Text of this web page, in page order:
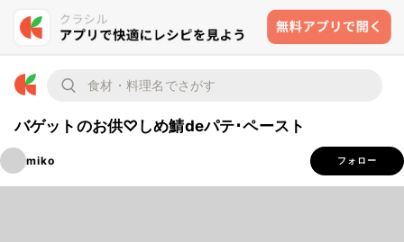
バゲットのお供♡しめ鯖deパテ･ペースト
miko フォロー